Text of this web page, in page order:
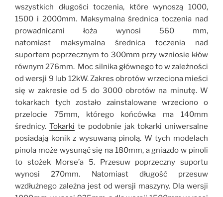
wszystkich długości toczenia, które wynoszą 1000,
1500 i 2000mm. Maksymalna średnica toczenia nad
prowadnicami łoża wynosi 560 mm,
natomiast maksymalna średnica toczenia nad
suportem poprzecznym to 300mm przy wzniosie kłów
równym 276mm. Moc silnika głównego to w zależności
od wersji 9 lub 12kW. Zakres obrotów wrzeciona mieści
się w zakresie od 5 do 3000 obrotów na minutę. W
tokarkach tych zostało zainstalowane wrzeciono o
przelocie 75mm, którego końcówka ma 140mm
średnicy. Tokarki te podobnie jak tokarki uniwersalne
posiadają konik z wysuwaną pinolą. W tych modelach
pinola może wysunąć się na 180mm, a gniazdo w pinoli
to stożek Morse’a 5. Przesuw poprzeczny suportu
wynosi 270mm. Natomiast długość przesuw
wzdłużnego zależna jest od wersji maszyny. Dla wersji